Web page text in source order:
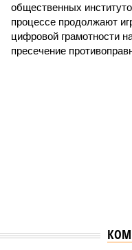
общественных
процессе продолжают
цифровой грамотности
пресечение